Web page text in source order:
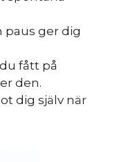
paus ger dig
fått på
den.
dig själv när